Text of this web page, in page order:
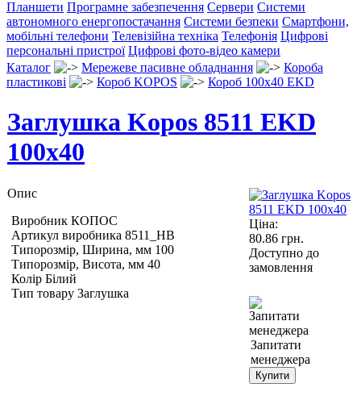
Планшети Програмне забезпечення Сервери Системи
автономного енергопостачання Системи безпеки Смартфони,
мобільні телефони Телевізійна техніка Телефонія Цифрові
персональні пристрої Цифрові фото-відео камери
Каталог
Мережеве пасивне обладнання
Короба
пластикові
Короб KOPOS Короб 100x40 EKD
Заглушка Kopos 8511 EKD
100x40
Опис
Виробник КОПОС
Артикул виробника 8511_HB
Типорозмір, Ширина, мм 100
Типорозмір, Висота, мм 40
Колір Білий
Тип товару Заглушка
Ціна:
80.86 грн.
Доступно до
замовлення
Запитати
менеджера
Купити